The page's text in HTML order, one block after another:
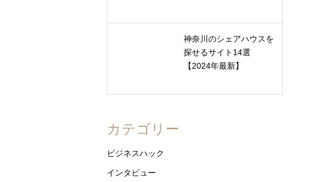
神奈川のシェアハウスを
探せるサイト14選
【2024年最新】
カテゴリー
ビジネスハック
インタビュー